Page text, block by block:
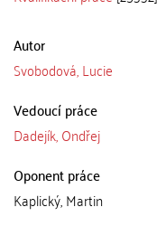
Autor
Svobodová, Lucie
Vedoucí práce
Dadejík, Ondřej
Oponent práce
Kaplický, Martin